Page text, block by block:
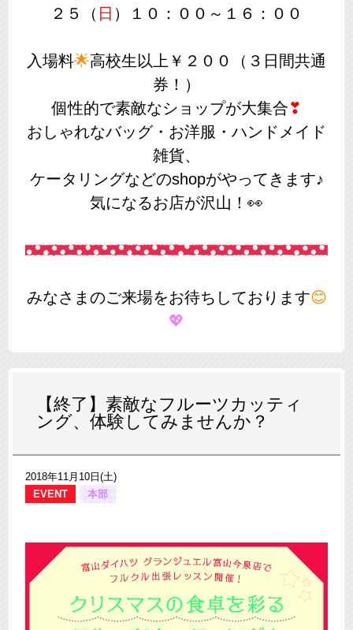
２５（ 日 ）１０：００～１６：００
入場料🌟高校生以上￥２００（３日間共通
券！）
個性的で素敵なショップが大集合❣
おしゃれなバッグ・お洋服・ハンドメイド
雑貨、
ケータリングなどのshopがやってきます♪
気になるお店が沢山！👀
みなさまのご来場をお待ちしております😊
💖
【終了】素敵なフルーツカッティ
ング、体験してみませんか？
2018年11月10日(土)
EVENT
本部